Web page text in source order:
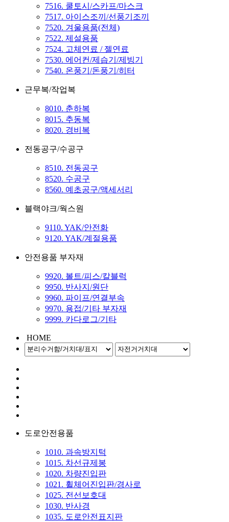
7516. 쿨토시/스카프/마스크
7517. 아이스조끼/선풍기조끼
7520. 겨울용품(전체)
7522. 제설용품
7524. 고체연료 / 젤연료
7530. 에어컨/제습기/제빙기
7540. 온풍기/돈풍기/히터
근무복/작업복
8010. 춘하복
8015. 추동복
8020. 경비복
전동공구/수공구
8510. 전동공구
8520. 수공구
8560. 예초공구/액세서리
블랙야크/웍스원
9110. YAK/안전화
9120. YAK/계절용품
안전용품 부자재
9920. 볼트/피스/칼블럭
9950. 반사지/원단
9960. 파이프/연결부속
9970. 용접/기타 부자재
9999. 카다로그/기타
HOME
도로안전용품
1010. 과속방지턱
1015. 차선규제봉
1020. 차량진입판
1021. 휠체어진입판/경사로
1025. 전선보호대
1030. 반사경
1035. 도로안전표지판